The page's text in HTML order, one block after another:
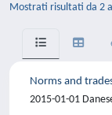
Mostrati risultati da 2
Norms and
2015-01-01